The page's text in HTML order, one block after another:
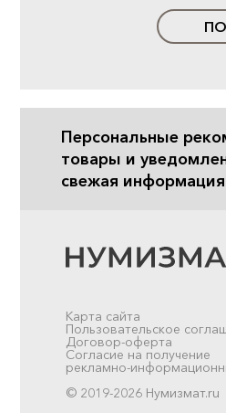
Персональные
товары и
свежая информация
Карта сайта
Пользовательское
Договор-оферта
Согласие на получение
рекламно-
© 2019-2026 Нумизмат.ru